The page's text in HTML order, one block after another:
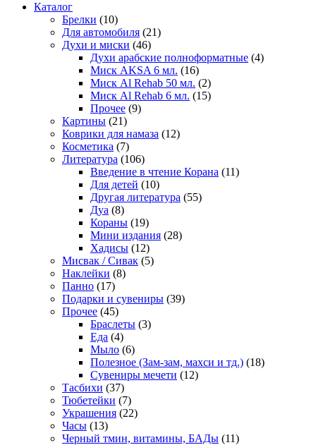
Каталог
Брелки (10)
Для автомобиля (21)
Духи и миски (46)
Духи арабские полноформатные (4)
Миск AKSA 6 мл. (16)
Миск Al Rehab 50 мл. (2)
Миск Al Rehab 6 мл. (15)
Прочее (9)
Картины (21)
Коврики для намаза (12)
Косметика (7)
Литература (106)
Введение в чтение Корана (11)
Для детей (10)
Другая литература (55)
Дуа (8)
Кораны (19)
Мини издания (28)
Хадисы (12)
Мисвак / Сивак (5)
Наклейки (8)
Панно (17)
Подарки и сувениры (39)
Прочее (45)
Браслеты (3)
Еда (4)
Мыло (6)
Полезное (Зам-зам, махси и тд.) (18)
Сувениры мечети (12)
Тасбихи (37)
Тюбетейки (7)
Украшения (22)
Часы (13)
Черный тмин, витамины, БАДы (11)